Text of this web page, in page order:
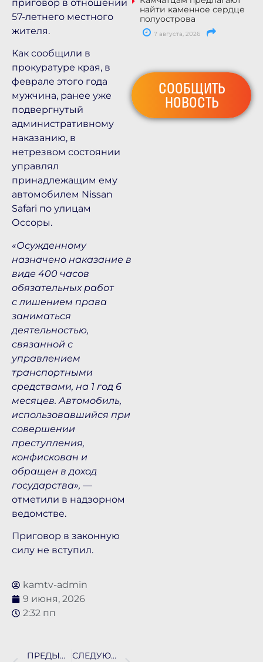
приговор в отношении
57-летнего местного
жителя.
Как сообщили в
прокуратуре края, в
феврале этого года
мужчина, ранее уже
подвергнутый
административному
наказанию, в
нетрезвом состоянии
управлял
принадлежащим ему
автомобилем Nissan
Safari по улицам
Оссоры.
«Осужденному
назначено наказание в
виде 400 часов
обязательных работ
с лишением права
заниматься
деятельностью,
связанной с
управлением
транспортными
средствами, на 1 год 6
месяцев. Автомобиль,
использовавшийся при
совершении
преступления,
конфискован и
обращен в доход
государства», —
отметили в надзорном
ведомстве.
Приговор в законную
силу не вступил.
kamtv-admin
9 июня, 2026
2:32 пп
ПРЕДЫДУЩАЯ НОВОСТЬ СЛЕДУЮЩАЯ НОВОСТЬ
найти каменное сердце
полуострова
7 августа, 2026
СООБЩИТЬ
НОВОСТЬ